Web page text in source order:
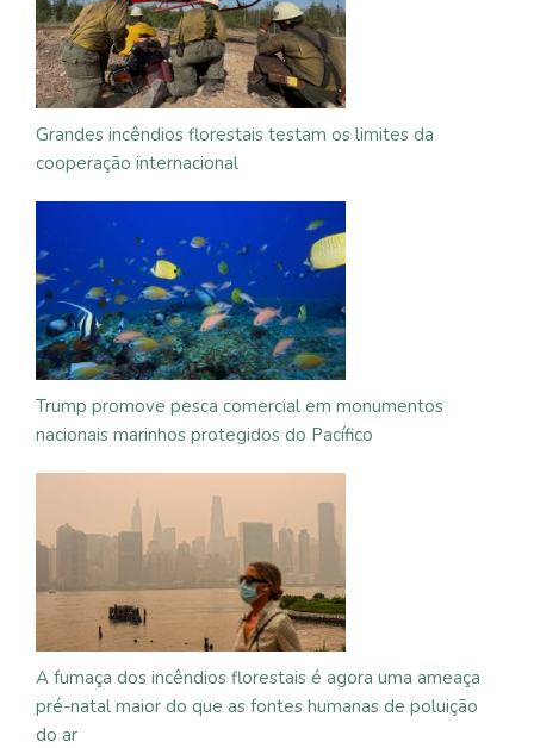
Grandes incêndios florestais testam os limites da
cooperação internacional
Trump promove pesca comercial em monumentos
nacionais marinhos protegidos do Pacífico
A fumaça dos incêndios florestais é agora uma ameaça
pré-natal maior do que as fontes humanas de poluição
do ar